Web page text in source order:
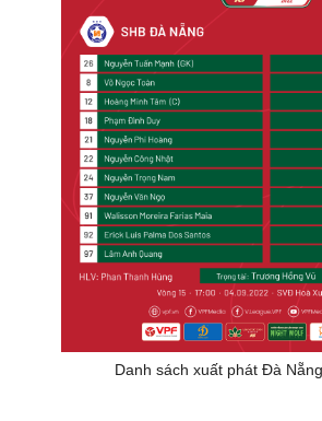
Danh sách xuất phát Đà